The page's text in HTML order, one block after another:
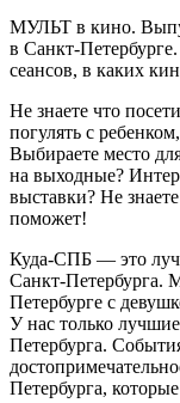
МУЛЬТ в кино.
в Санкт-
сеансов, в каких
Не знаете что
погулять с
Выбираете место
на выходные?
выставки? Не
поможет!
Куда-СПБ — это
Санкт-Петербурга.
Петербурге с
У нас только
Петербурга.
Петербурга,